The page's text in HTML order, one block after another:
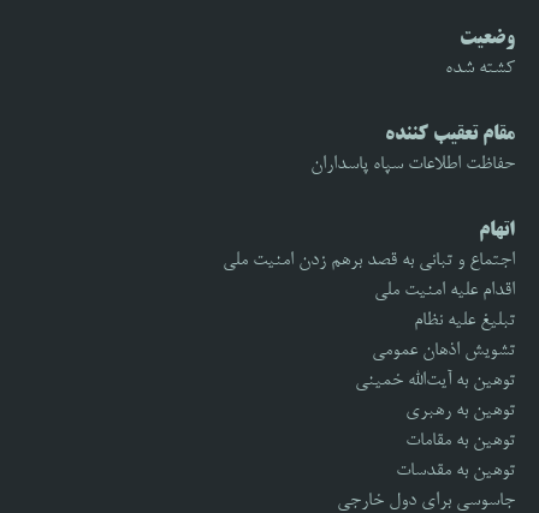
وضعیت
کشته شده
مقام تعقیب کننده
حفاظت اطلاعات سپاه پاسداران
اتهام
اجتماع و تبانی به قصد برهم زدن امنیت ملی
اقدام علیه امنیت ملی
تبلیغ علیه نظام
تشویش اذهان عمومی
توهین به آیت‌الله خمینی
توهین به رهبری
توهین به مقامات
توهین به مقدسات
جاسوسی برای دول خارجی